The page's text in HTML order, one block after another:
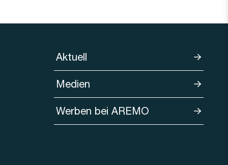
Aktuell
Medien
Werben bei AREMO